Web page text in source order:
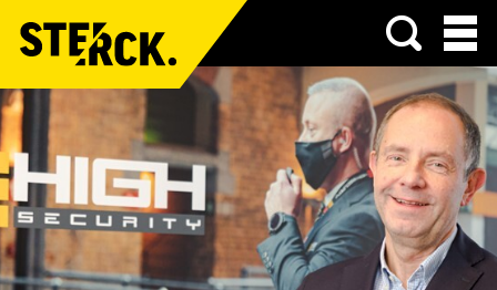
Menu